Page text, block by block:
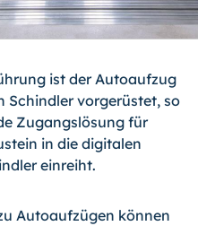
ist der Autoaufzug
Schindler vorgerüstet, so
Zugangslösung für
in die digitalen
einreiht.
Autoaufzügen können